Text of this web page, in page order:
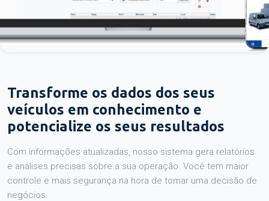
Transforme os dados dos seus
veículos em conhecimento e
potencialize os seus resultados
Com informações atualizadas, nosso sistema gera relatórios
e análises precisas sobre a sua operação. Você tem maior
controle e mais segurança na hora de tomar uma decisão de
negócios.